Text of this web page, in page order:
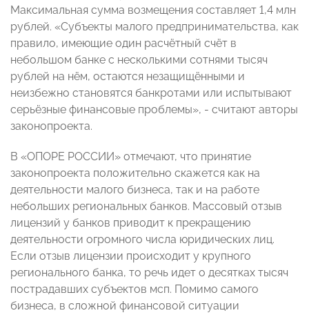
Максимальная сумма возмещения составляет 1,4 млн
рублей. «Субъекты малого предпринимательства, как
правило, имеющие один расчётный счёт в
небольшом банке с несколькими сотнями тысяч
рублей на нём, остаются незащищёнными и
неизбежно становятся банкротами или испытывают
серьёзные финансовые проблемы», - считают авторы
законопроекта.
В «ОПОРЕ РОССИИ» отмечают, что принятие
законопроекта положительно скажется как на
деятельности малого бизнеса, так и на работе
небольших региональных банков. Массовый отзыв
лицензий у банков приводит к прекращению
деятельности огромного числа юридических лиц.
Если отзыв лицензии происходит у крупного
регионального банка, то речь идет о десятках тысяч
пострадавших субъектов мсп. Помимо самого
бизнеса, в сложной финансовой ситуации